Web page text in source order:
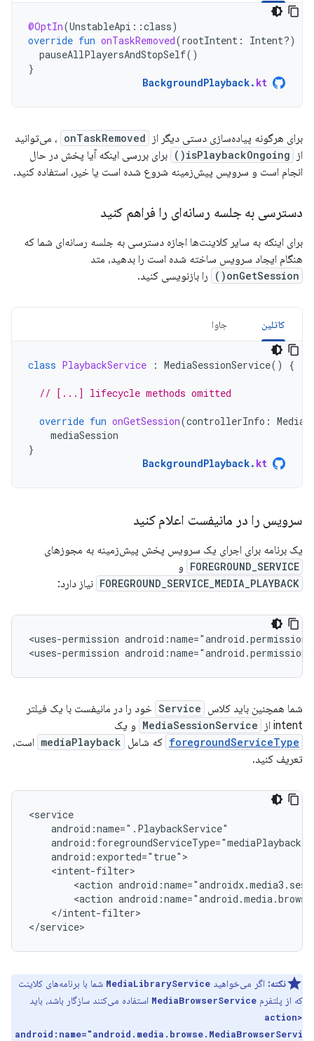
@OptIn(UnstableApi ::class)
override fun onTaskRemoved(rootIntent : Intent?)
pauseAllPlayersAndStopSelf()
}
BackgroundPlayback. kt
برای هرگونه پیاده‌سازی دستی دیگر از onTaskRemoved ، می‌توانید
از
isPlaybackOngoing()
برای بررسی اینکه آیا پخش در حال
انجام است و سرویس پیش‌زمینه شروع شده است یا خیر، استفاده کنید.
دسترسی به جلسه رسانه‌ای را فراهم کنید
برای اینکه به سایر کلاینت‌ها اجازه دسترسی به جلسه رسانه‌ای شما که
هنگام ایجاد سرویس ساخته شده است را بدهید، متد
onGetSession() را بازنویسی کنید.
کاتلین جاوا
class PlaybackService : MediaSessionService() {
// [...] lifecycle methods omitted
override fun onGetSession(controllerInfo :
mediaSession
}
BackgroundPlayback. kt
سرویس را در مانیفست اعلام کنید
یک برنامه برای اجرای یک سرویس پخش پیش‌زمینه به مجوزهای
FOREGROUND_SERVICE و
FOREGROUND_SERVICE_MEDIA_PLAYBACK نیاز دارد:
<uses-permission
<uses-permission
شما همچنین باید کلاس Service خود را در مانیفست با یک فیلتر
intent از
MediaSessionService و یک
foregroundServiceType که شامل mediaPlayback است،
تعریف کنید.
<action
<action
</intent-filter>
نکته: اگر می‌خواهید MediaLibraryService شما با برنامه‌های کلاینت
که از پلتفرم MediaBrowserService استفاده می‌کنند سازگار باشد، باید
<action
android:name="android.media.browse.MediaBrowserServi